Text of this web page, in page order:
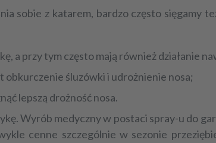
sobie z katarem, bardzo często sięgamy
a przy tym często mają również działanie
obkurczenie śluzówki i udrożnienie nosa;
lepszą drożność nosa.
Wyrób medyczny w postaci spray-u do
cenne szczególnie w sezonie